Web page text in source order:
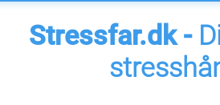
Stressfar.dk -